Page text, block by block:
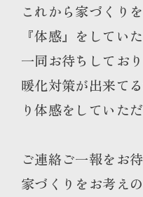
これから家づくり
『体感』をしてい
一同お待ちしてお
暖化対策が出来て
り体感をしていた
ご連絡ご一報をお
家づくりをお考え